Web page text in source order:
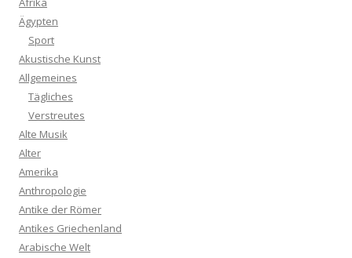
Ägypten
Sport
Akustische Kunst
Allgemeines
Tägliches
Verstreutes
Alte Musik
Alter
Amerika
Anthropologie
Antike der Römer
Antikes Griechenland
Arabische Welt